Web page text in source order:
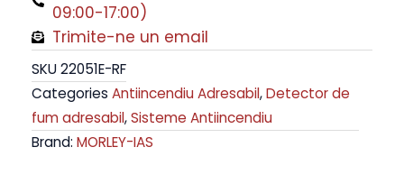
09:00-17:00)
Trimite-ne un email
SKU22051E-RF
Categories Antiincendiu Adresabil,Detector de
fum adresabil,Sisteme Antiincendiu
Brand: MORLEY-IAS